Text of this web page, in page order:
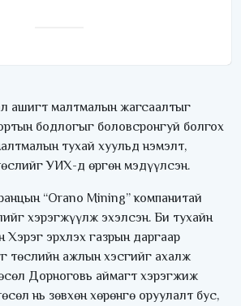
ашигт малтмалын жагсаалтыг
бодлогыг боловсронгуй болгох
тухай хуульд нэмэлт,
УИХ-д өргөн мэдүүлсэн.
“Orano Mining” компанитай
хэрэгжүүлж эхэлсэн. Би тухайн
Хэрэг эрхлэх газрын даргаар
төслийн ажлын хэсгийг ахалж
Дорноговь аймагт хэрэгжиж
нь зөвхөн хөрөнгө оруулалт бус,